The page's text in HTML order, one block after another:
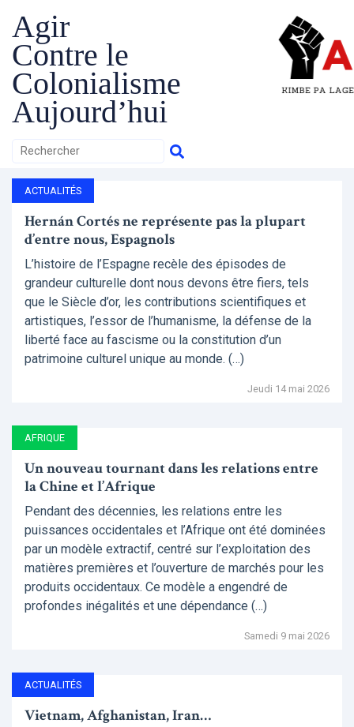
Agir
Contre le
Colonialisme
Aujourd’hui
ACTUALITÉS
Hernán Cortés ne représente pas la plupart
d’entre nous, Espagnols
L’histoire de l’Espagne recèle des épisodes de
grandeur culturelle dont nous devons être fiers, tels
que le Siècle d’or, les contributions scientifiques et
artistiques, l’essor de l’humanisme, la défense de la
liberté face au fascisme ou la constitution d’un
patrimoine culturel unique au monde. (…)
Jeudi 14 mai 2026
AFRIQUE
Un nouveau tournant dans les relations entre
la Chine et l’Afrique
Pendant des décennies, les relations entre les
puissances occidentales et l’Afrique ont été dominées
par un modèle extractif, centré sur l’exploitation des
matières premières et l’ouverture de marchés pour les
produits occidentaux. Ce modèle a engendré de
profondes inégalités et une dépendance (…)
Samedi 9 mai 2026
ACTUALITÉS
Vietnam, Afghanistan, Iran…